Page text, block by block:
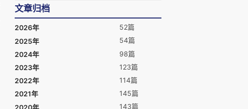
文章归档
2026年
52篇
2025年
54篇
2024年
98篇
2023年
123篇
2022年
114篇
2021年
145篇
2020年
143篇